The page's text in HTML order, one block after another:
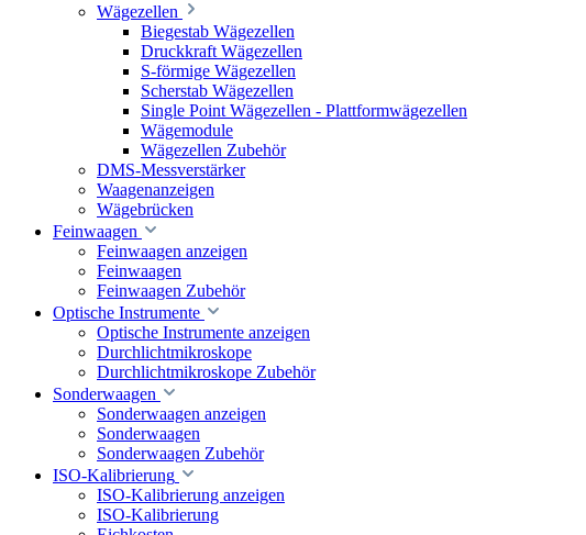
Wägezellen
Biegestab Wägezellen
Druckkraft Wägezellen
S-förmige Wägezellen
Scherstab Wägezellen
Single Point Wägezellen - Plattformwägezellen
Wägemodule
Wägezellen Zubehör
DMS-Messverstärker
Waagenanzeigen
Wägebrücken
Feinwaagen
Feinwaagen anzeigen
Feinwaagen
Feinwaagen Zubehör
Optische Instrumente
Optische Instrumente anzeigen
Durchlichtmikroskope
Durchlichtmikroskope Zubehör
Sonderwaagen
Sonderwaagen anzeigen
Sonderwaagen
Sonderwaagen Zubehör
ISO-Kalibrierung
ISO-Kalibrierung anzeigen
ISO-Kalibrierung